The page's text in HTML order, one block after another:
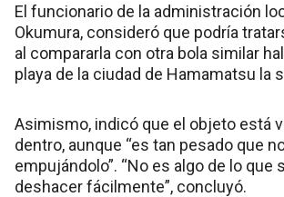
El funcionario de la administración
Okumura, consideró que podría
al compararla con otra bola similar
playa de la ciudad de Hamamatsu la
Asimismo, indicó que el objeto está
dentro, aunque “es tan pesado que
empujándolo”. “No es algo de lo que
deshacer fácilmente”, concluyó.